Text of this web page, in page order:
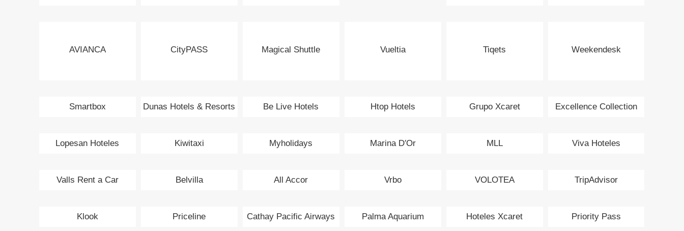
AVIANCA CityPASS Magical Shuttle Vueltia Tiqets Weekendesk
Smartbox Dunas Hotels & Resorts Be Live Hotels Htop Hotels Grupo Xcaret Excellence Collection
Lopesan Hoteles Kiwitaxi Myholidays Marina D′Or MLL Viva Hoteles
Valls Rent a Car Belvilla All Accor Vrbo VOLOTEA TripAdvisor
Klook Priceline Cathay Pacific Airways Palma Aquarium Hoteles Xcaret Priority Pass